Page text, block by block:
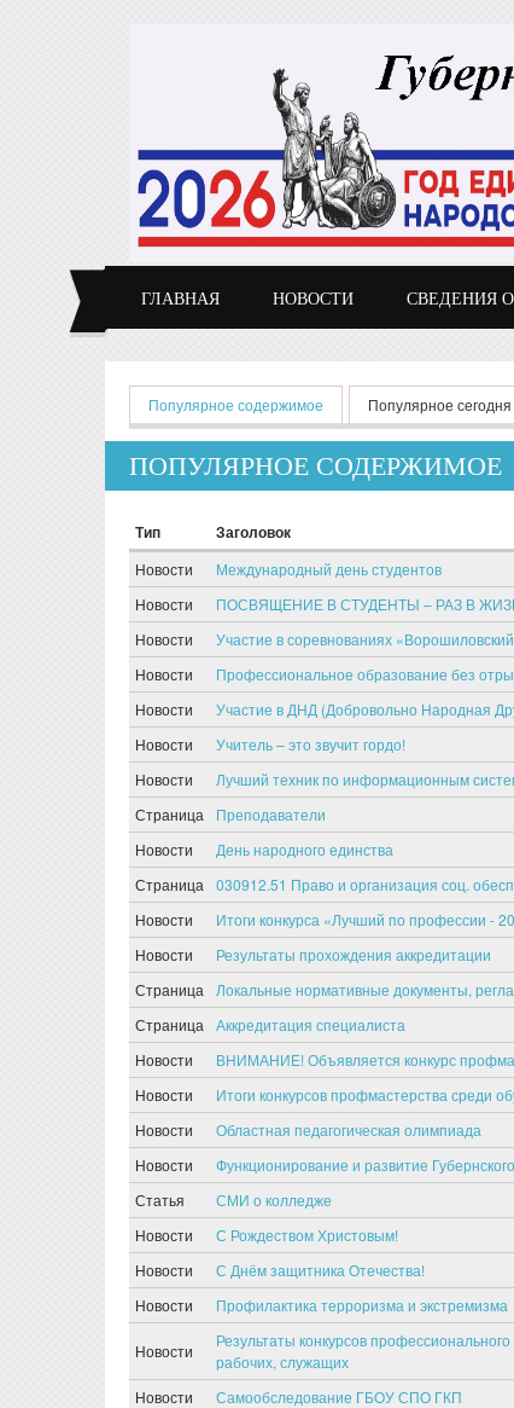
ГЛАВНАЯ НОВОСТИ СВЕДЕНИЯ
Главные вкладки
Популярное содержимое (активная вкладка)
Популярное
ПОПУЛЯРНОЕ СОДЕРЖИМОЕ
Тип Заголовок
Новости Международный день студентов
Новости
ПОСВЯЩЕНИЕ В СТУДЕНТЫ – РАЗ В
Новости
Участие в соревнованиях
Новости
Профессиональное образование без
Новости
Участие в ДНД (Добровольно Народная
Новости
Учитель – это звучит гордо!
Новости
Лучший техник по информационным
Страница
Преподаватели
Новости
День народного единства
Страница
030912.51 Право и организация соц.
Новости
Итоги конкурса «Лучший по профессии -
Новости
Результаты прохождения аккредитации
Страница
Локальные нормативные документы,
Страница
Аккредитация специалиста
Новости
ВНИМАНИЕ! Объявляется конкурс
Новости
Итоги конкурсов профмастерства среди
Новости
Областная педагогическая олимпиада
Новости
Функционирование и развитие
Статья
СМИ о колледже
Новости
С Рождеством Христовым!
Новости
С Днём защитника Отечества!
Новости
Профилактика терроризма и экстремизма
Новости
Результаты конкурсов
рабочих, служащих
Новости Самообследование ГБОУ СПО ГКП